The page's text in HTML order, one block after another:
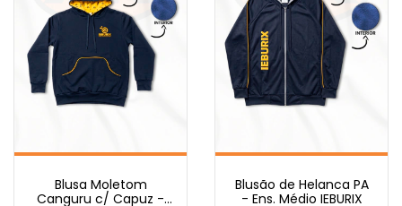
Blusa Moletom
Canguru c/ Capuz -
Blusão de Helanca PA
- Ens. Médio IEBURIX